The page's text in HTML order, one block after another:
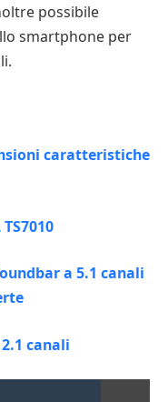
possibile
smartphone per
caratteristiche
a 5.1 canali
canali